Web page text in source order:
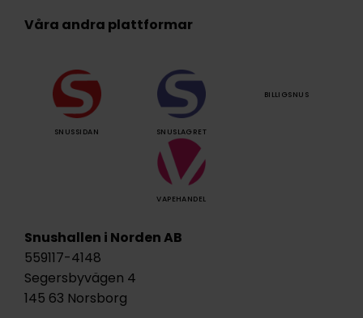
Våra andra plattformar
SNUSSIDAN SNUSLAGRET
BILLIGSNUS
VAPEHANDEL
Snushallen i Norden AB
559117-4148
Segersbyvägen 4
145 63 Norsborg